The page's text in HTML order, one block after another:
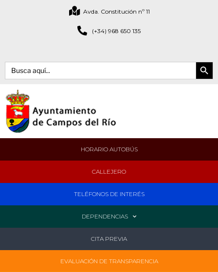
Avda. Constitución nº 11
(+34) 968 650 135
Buscar: Botón de
HORARIO AUTOBÚS
CALLEJERO
TELÉFONOS DE INTERÉS
DEPENDENCIAS
CITA PREVIA
EVALUACIÓN DE TRANSPARENCIA